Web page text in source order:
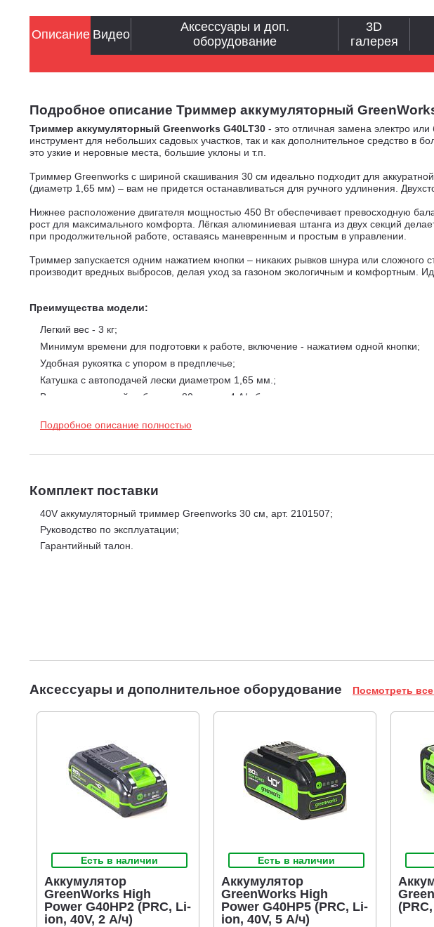
Подробное описание Триммер аккумуляторный
Триммер аккумуляторный Greenworks G40LT30 - это отличная замена электро
инструмент для небольших садовых участков, так и как дополнительное средство
это узкие и неровные места, большие уклоны и т.п.
Триммер Greenworks с шириной скашивания 30 см идеально подходит для
(диаметр 1,65 мм) – вам не придется останавливаться для ручного удлинения.
Нижнее расположение двигателя мощностью 450 Вт обеспечивает превосходную
рост для максимального комфорта. Лёгкая алюминиевая штанга из двух секций
при продолжительной работе, оставаясь маневренным и простым в управлении.
Триммер запускается одним нажатием кнопки – никаких рывков шнура или
производит вредных выбросов, делая уход за газоном экологичным и комфортным.
Преимущества модели:
Легкий вес - 3 кг;
Минимум времени для подготовки к работе, включение - нажатием одной кнопки;
Удобная рукоятка с упором в предплечье;
Катушка с автоподачей лески диаметром 1,65 мм.;
Время автономной работы до 80 мин от 4 А/ч батареи;
Защита двигателя от перегрузок;
Подробное описание полностью
Комплект поставки
40V аккумуляторный триммер Greenworks 30 см, арт. 2101507;
Руководство по эксплуатации;
Гарантийный талон.
Аксессуары и дополнительное оборудование Посмотреть
Есть в наличии
Аккумулятор
GreenWorks High
Power G40HP2 (PRC, Li-
ion, 40V, 2 А/ч)
Есть в наличии
Аккумулятор
GreenWorks High
Power G40HP5 (PRC, Li-
ion, 40V, 5 А/ч)
Описание Видео
Аксессуары и доп.
оборудование
3D
галерея